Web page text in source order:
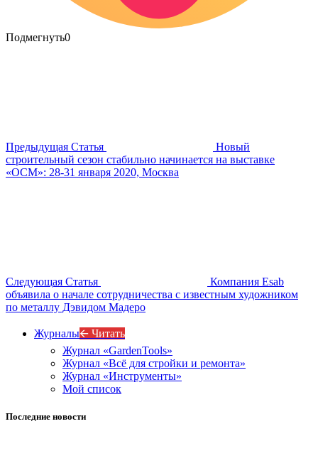
Подмегнуть0
Предыдущая Статья
Новый
строительный сезон стабильно начинается на выставке
«ОСМ»: 28-31 января 2020, Москва
Следующая Статья
Компания Esab
объявила о начале сотрудничества с известным художником
по металлу Дэвидом Мадеро
Журналы🡨 Читать
Журнал «GardenTools»
Журнал «Всё для стройки и ремонта»
Журнал «Инструменты»
Мой список
Последние новости